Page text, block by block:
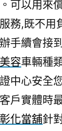
可以用來
務,既不用
手續會接
容車輛種
中心安全
戶實體時
彰化當舖針